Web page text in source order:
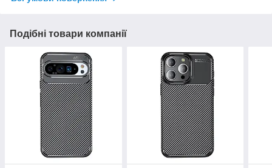
Подібні товари компанії